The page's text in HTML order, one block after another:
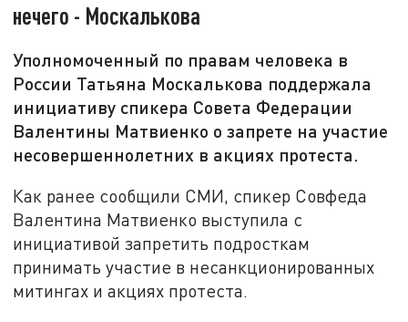
нечего - Москалькова
Уполномоченный по правам человека в
России Татьяна Москалькова поддержала
инициативу спикера Совета Федерации
Валентины Матвиенко о запрете на участие
несовершеннолетних в акциях протеста.
Как ранее сообщили СМИ, спикер Совфеда
Валентина Матвиенко выступила с
инициативой запретить подросткам
принимать участие в несанкционированных
митингах и акциях протеста.